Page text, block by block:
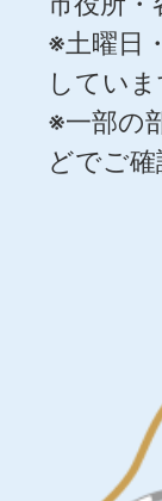
※土曜日
していま
※一部の
どでご確